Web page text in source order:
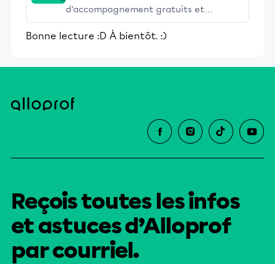
d’accompagnement gratuits et
stimulants, Alloprof engage les élèves
et leurs parents dans la réussite
Bonne lecture :D À bientôt. :)
Reçois toutes les infos
et astuces d’Alloprof
par courriel.